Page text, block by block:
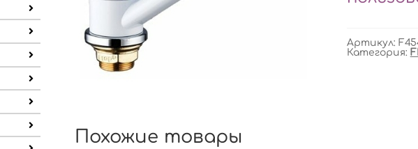
Артикул:
Категория:
Похожие товары